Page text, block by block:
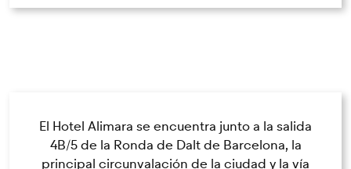
El Hotel Alimara se encuentra junto a la salida
4B/5 de la Ronda de Dalt de Barcelona, la
principal circunvalación de la ciudad y la vía